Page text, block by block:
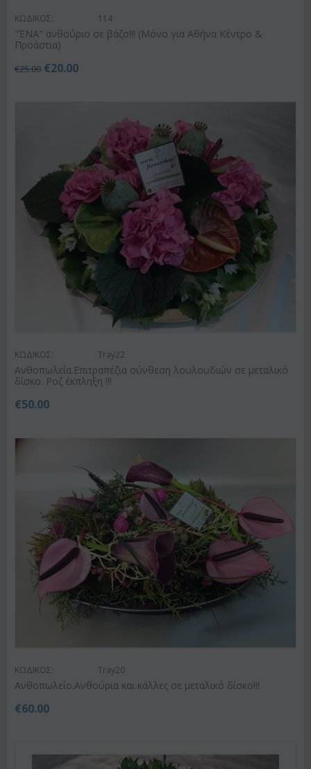
ΚΩΔΙΚΟΣ: 114
"ΈΝΑ" ανθούριο σε βάζο!!! (Μόνο για Αθήνα Κέντρο &
Προάστια)
€25.00 €20.00
ΚΩΔΙΚΟΣ: Tray22
Ανθοπωλεία.Επιτραπέζια σύνθεση λουλουδιών σε μεταλικό
δίσκο. Ροζ έκπληξη !!!
€50.00
ΚΩΔΙΚΟΣ: Tray20
Ανθοπωλείο.Ανθούρια και κάλλες σε μεταλικό δίσκο!!!
€60.00